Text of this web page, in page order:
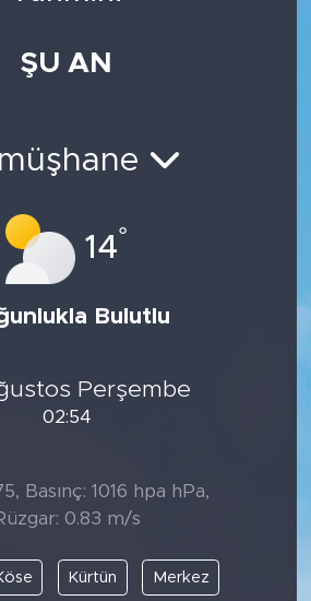
ŞU AN
14°
Bulutlu
Perşembe
02:54
Basınç: 1016 hpa hPa,
0.83 m/s
Kürtün Merkez
SILAYA
Haberleri